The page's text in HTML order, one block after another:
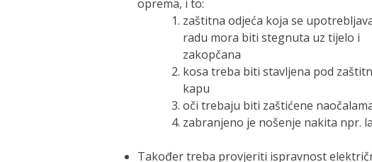
oprema, i to:
zaštitna odjeća koja se
radu mora biti stegnuta uz tijelo i
zakopčana
kosa treba biti stavljena pod
kapu
oči trebaju biti zaštićene
zabranjeno je nošenje nakita npr.
Također treba provjeriti ispravnost